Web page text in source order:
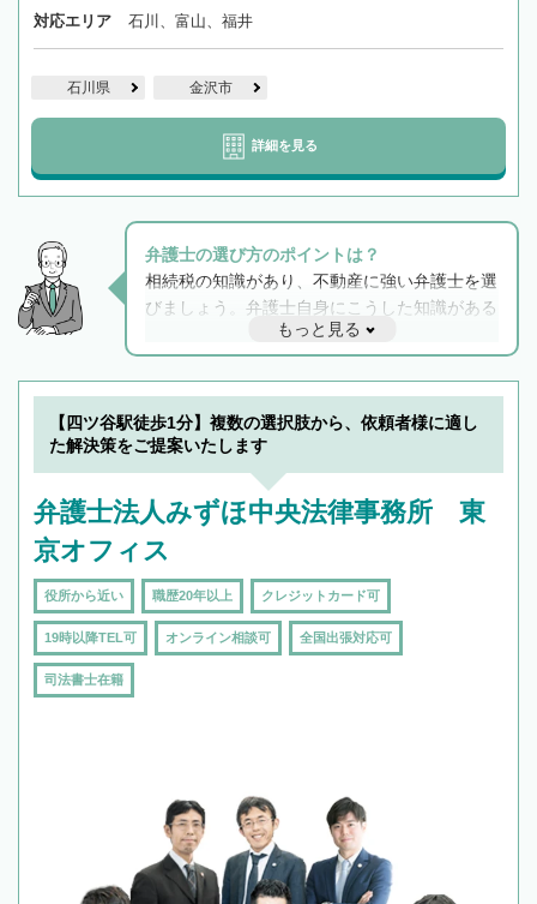
対応エリア 石川、富山、福井
石川県 金沢市
詳細を見る
弁護士の選び方のポイントは？
相続税の知識があり、不動産に強い弁護士を選
びましょう。弁護士自身にこうした知識がある
と他士業との連携もスムーズに進み、トラブル
解決のみならず相続をトータルで任せることが
できます。また、相続は感情がからむ分野なの
でフィーリングも重要です。実際に電話や面談
で複数の弁護士と会話をしてウマが合う方に依
もっと見る
【四ツ谷駅徒歩1分】複数の選択肢から、依頼者様に適し
た解決策をご提案いたします
弁護士法人みずほ中央法律事務所 東
京オフィス
役所から近い 職歴20年以上 クレジットカード可
19時以降TEL可 オンライン相談可 全国出張対応可
司法書士在籍